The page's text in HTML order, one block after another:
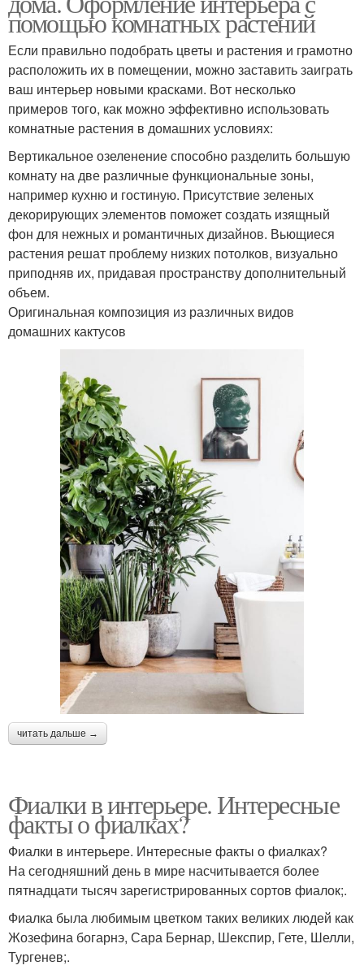
помощью комнатных растений
Если правильно подобрать цветы и растения и грамотно
расположить их в помещении, можно заставить заиграть
ваш интерьер новыми красками. Вот несколько
примеров того, как можно эффективно использовать
комнатные растения в домашних условиях:
Вертикальное озеленение способно разделить большую
комнату на две различные функциональные зоны,
например кухню и гостиную. Присутствие зеленых
декорирующих элементов поможет создать изящный
фон для нежных и романтичных дизайнов. Вьющиеся
растения решат проблему низких потолков, визуально
приподняв их, придавая пространству дополнительный
объем.
Оригинальная композиция из различных видов
домашних кактусов
читать дальше →
Фиалки в интерьере. Интересные
факты о фиалках?
Фиалки в интерьере. Интересные факты о фиалках?
На сегодняшний день в мире насчитывается более
пятнадцати тысяч зарегистрированных сортов фиалок;.
Фиалка была любимым цветком таких великих людей как
Жозефина богарнэ, Сара Бернар, Шекспир, Гете, Шелли,
Тургенев;.